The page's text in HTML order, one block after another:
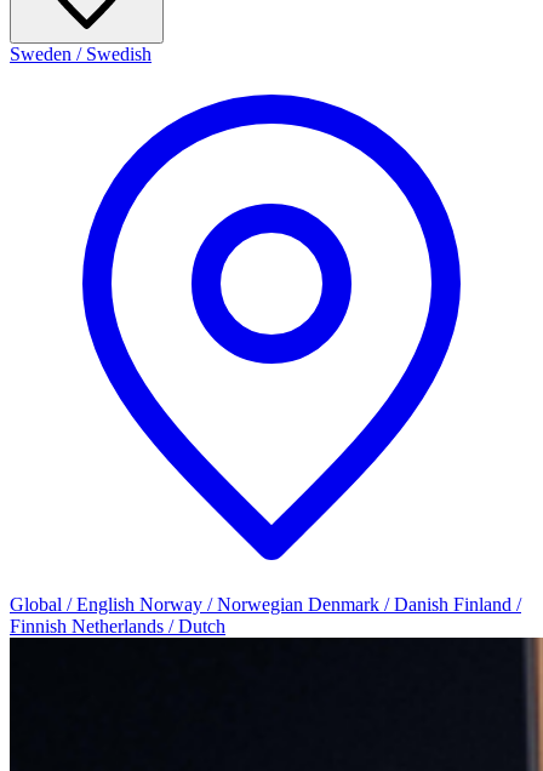
Sweden / Swedish
Global / English Norway / Norwegian Denmark / Danish Finland /
Finnish Netherlands / Dutch